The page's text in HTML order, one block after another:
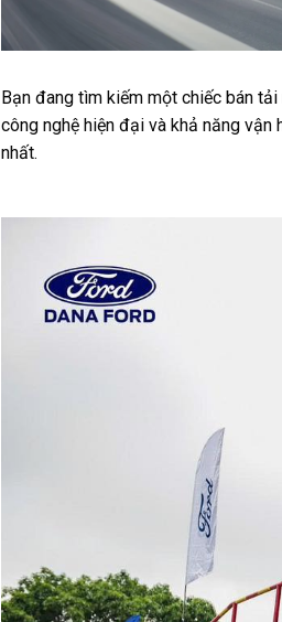
Bạn đang tìm kiếm một chiếc bán
công nghệ hiện đại và khả năng vận
nhất.